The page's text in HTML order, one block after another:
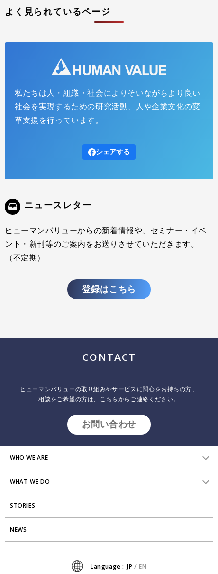
GROW THE PIEトーク #2 アーカイブ配信
のあり方」を探求・発信しています。 本イベント「GROW THE PIEト
ーク」はその一環として始まったシリーズ。毎回ゲストを迎え、サス
たクロストークを展開していきます。
「パーパスと利益を両立し、社会に価値を生み出し続ける経営・組織
のあり方」を探求・発信しています。 本イベント「GROW THE PIEト
テナビリティ、パーパス経営、組織変革などをテーマに、事例を交え
たクロストークを展開していきます。
よく見られているページ
私たちは人・組織・社会によりそいながらより良い
社会を実現するための研究活動、人や企業文化の変
革支援を行っています。
シェアする
ニュースレター
ヒューマンバリューからの新着情報や、セミナー・イベ
ント・新刊等のご案内をお送りさせていただきます。
（不定期）
登録はこちら
CONTACT
ヒューマンバリューの取り組みやサービスに関心をお持ちの方、
相談をご希望の方は、こちらからご連絡ください。
お問い合わせ
WHO WE ARE
HVからのメッセージ
研究員紹介
アクセス
WHAT WE DO
組織変革
エンゲージメント向上支援
STORIES
Stories
NEWS
Language : JP /EN